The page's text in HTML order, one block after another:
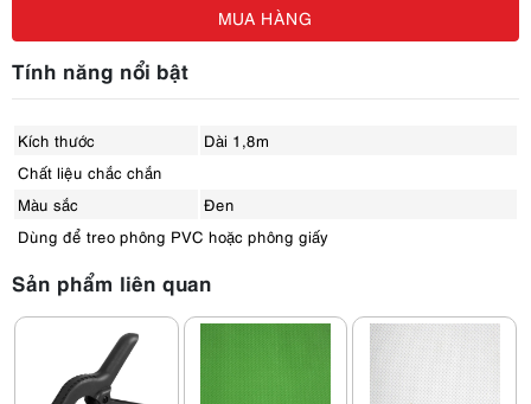
MUA HÀNG
Tính năng nổi bật
Kích thước
Dài 1,8m
Chất liệu chắc chắn
Màu sắc
Đen
Dùng để treo phông PVC hoặc phông giấy
Sản phẩm liên quan